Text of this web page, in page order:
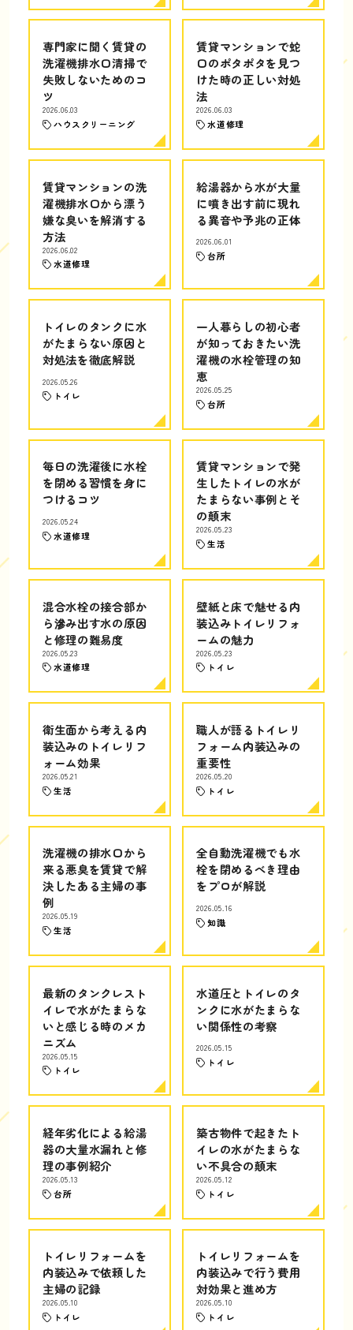
専門家に聞く賃貸の
洗濯機排水口清掃で
失敗しないためのコ
ツ
2026.06.03
ハウスクリーニング
賃貸マンションで蛇
口のポタポタを見つ
けた時の正しい対処
法
2026.06.03
水道修理
賃貸マンションの洗
濯機排水口から漂う
嫌な臭いを解消する
方法
2026.06.02
水道修理
給湯器から水が大量
に噴き出す前に現れ
る異音や予兆の正体
2026.06.01
台所
トイレのタンクに水
がたまらない原因と
対処法を徹底解説
2026.05.26
トイレ
一人暮らしの初心者
が知っておきたい洗
濯機の水栓管理の知
恵
2026.05.25
台所
毎日の洗濯後に水栓
を閉める習慣を身に
つけるコツ
2026.05.24
水道修理
賃貸マンションで発
生したトイレの水が
たまらない事例とそ
の顛末
2026.05.23
生活
混合水栓の接合部か
ら滲み出す水の原因
と修理の難易度
2026.05.23
水道修理
壁紙と床で魅せる内
装込みトイレリフォ
ームの魅力
2026.05.23
トイレ
衛生面から考える内
装込みのトイレリフ
ォーム効果
2026.05.21
生活
職人が語るトイレリ
フォーム内装込みの
重要性
2026.05.20
トイレ
洗濯機の排水口から
来る悪臭を賃貸で解
決したある主婦の事
例
2026.05.19
生活
全自動洗濯機でも水
栓を閉めるべき理由
をプロが解説
2026.05.16
知識
最新のタンクレスト
イレで水がたまらな
いと感じる時のメカ
ニズム
2026.05.15
トイレ
水道圧とトイレのタ
ンクに水がたまらな
い関係性の考察
2026.05.15
トイレ
経年劣化による給湯
器の大量水漏れと修
理の事例紹介
2026.05.13
台所
築古物件で起きたト
イレの水がたまらな
い不具合の顛末
2026.05.12
トイレ
トイレリフォームを
内装込みで依頼した
主婦の記録
2026.05.10
トイレ
トイレリフォームを
内装込みで行う費用
対効果と進め方
2026.05.10
トイレ